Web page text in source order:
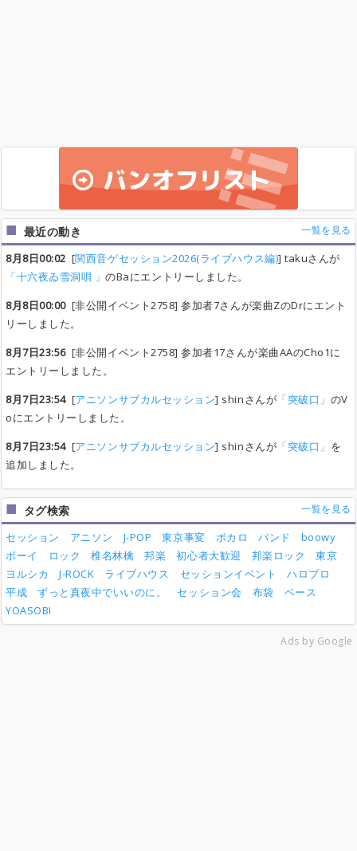
最近の動き 一覧を見る
8月8日00:02 [関西音ゲセッション2026(ライブハウス編)] takuさんが
「十六夜ゐ雪洞唄 」のBaにエントリーしました。
8月8日00:00[非公開イベント2758] 参加者7さんが楽曲ZのDrにエント
リーしました。
8月7日23:56[非公開イベント2758] 参加者17さんが楽曲AAのCho1に
エントリーしました。
8月7日23:54[アニソンサブカルセッション] shinさんが 「突破口」 のV
oにエントリーしました。
8月7日23:54[アニソンサブカルセッション] shinさんが 「突破口」 を
追加しました。
タグ検索 一覧を見る
セッション アニソン J-POP 東京事変 ボカロ バンド
boowy
ボーイ
ロック 椎名林檎 邦楽 初心者大歓迎 邦楽ロック
東京
ヨルシカ
J-ROCK ライブハウス セッションイベント
ハロプロ
平成
ずっと真夜中でいいのに。 セッション会 布袋
ベース
YOASOBI
Ads by Google